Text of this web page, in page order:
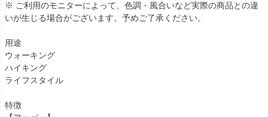
※ ご利用のモニターによって、色調・風合いなど実際の商品との違
いが生じる場合がございます。予めご了承ください。
用途
ウォーキング
ハイキング
ライフスタイル
特徴